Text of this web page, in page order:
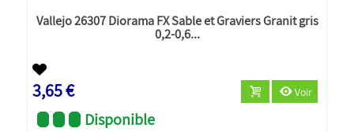
Vallejo 26307 Diorama FX Sable et Graviers Granit gris
0,2-0,6...
3,65 € Voir
Disponible